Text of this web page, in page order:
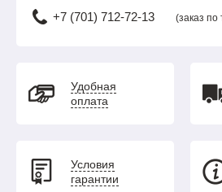
+7 (701) 712-72-13 (заказ
Удобная
оплата
Условия
гарантии